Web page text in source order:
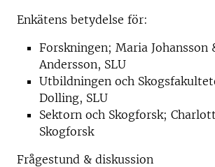
Enkätens betydelse för:
Forskningen; Maria Johansson
Andersson, SLU
Utbildningen och
Dolling, SLU
Sektorn och Skogforsk;
Skogforsk
Frågestund & diskussion